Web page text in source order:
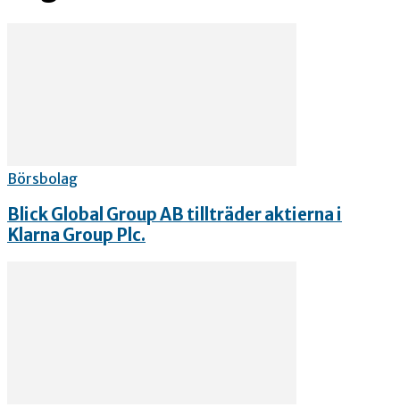
Börsbolag
Blick Global Group AB tillträder aktierna i
Klarna Group Plc.